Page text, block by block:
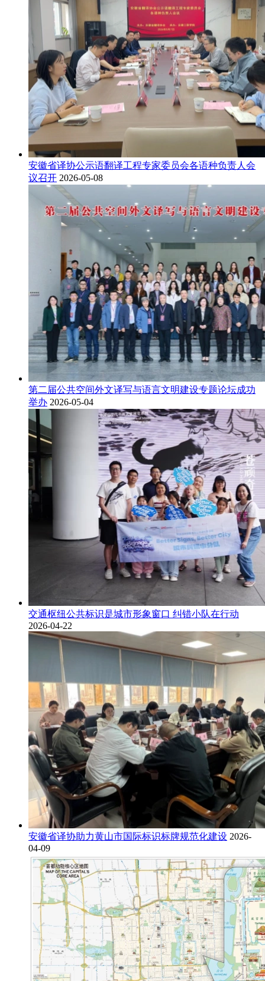
安徽省译协公示语翻译工程专家委员会各语种负责人会
议召开 2026-05-08
第二届公共空间外文译写与语言文明建设专题论坛成功
举办 2026-05-04
交通枢纽公共标识是城市形象窗口 纠错小队在行动
2026-04-22
安徽省译协助力黄山市国际标识标牌规范化建设 2026-
04-09